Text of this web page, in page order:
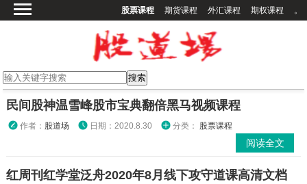
股票课程 期货课程 外汇课程 期权课程 。
期货课程
期权课程
外汇课程
其他课程
民间股神温雪峰股市宝典翻倍黑马视频课程
作者： 股道场 日期：2020.8.30 分类： 股票课程
阅读全文
红周刊红学堂泛舟2020年8月线下攻守道课高清文档